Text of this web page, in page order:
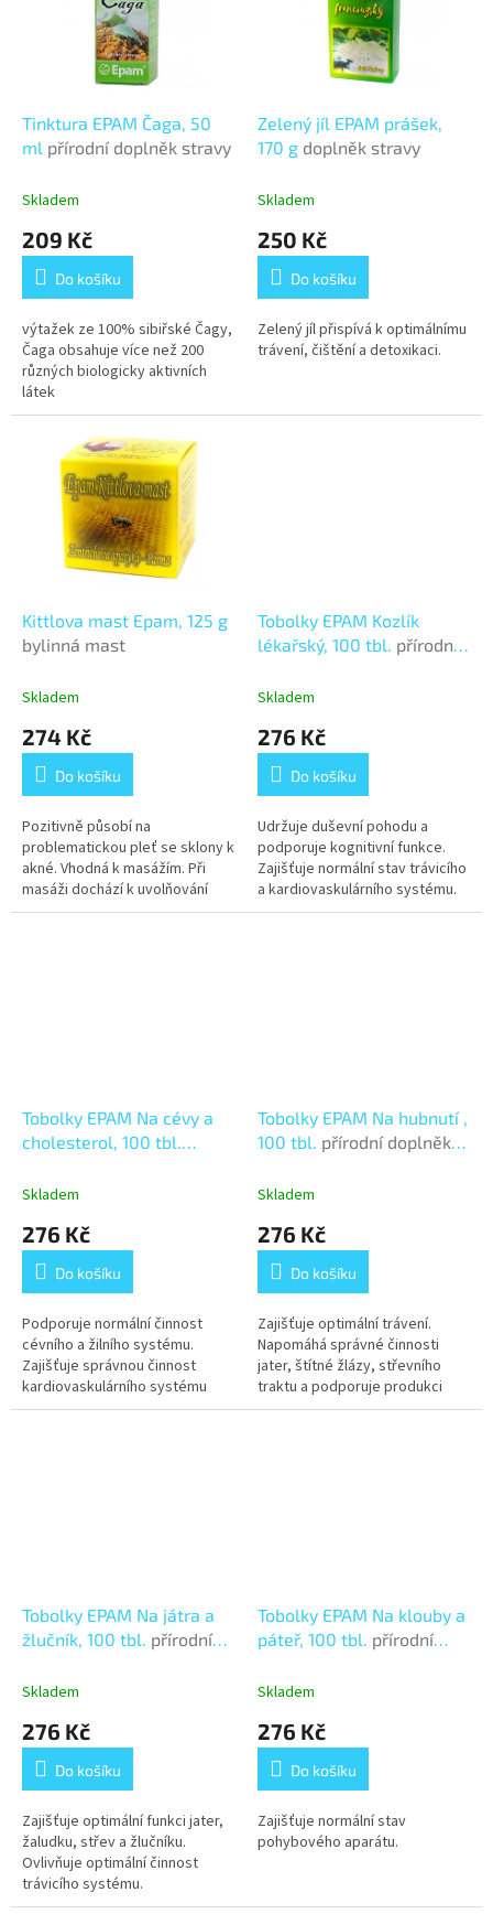
Tinktura EPAM Čaga, 50
ml přírodní doplněk stravy
Skladem
209 Kč
Do košíku
výtažek ze 100% sibiřské Čagy,
Čaga obsahuje více než 200
různých biologicky aktivních
látek
Zelený jíl EPAM prášek,
170 g doplněk stravy
Skladem
250 Kč
Do košíku
Zelený jíl přispívá k optimálnímu
trávení, čištění a detoxikaci.
Kittlova mast Epam, 125 g
bylinná mast
Skladem
274 Kč
Do košíku
Pozitivně působí na
problematickou pleť se sklony k
akné. Vhodná k masážím. Při
masáži dochází k uvolňování
zatuhlých zad.
Tobolky EPAM Kozlík
lékařský, 100 tbl. přírodní
Skladem
276 Kč
Do košíku
Udržuje duševní pohodu a
podporuje kognitivní funkce.
Zajišťuje normální stav trávicího
a kardiovaskulárního systému.
Tobolky EPAM Na cévy a
cholesterol, 100 tbl.
Skladem
276 Kč
Do košíku
Podporuje normální činnost
cévního a žilního systému.
Zajišťuje správnou činnost
kardiovaskulárního systému
včetně srdce.
Tobolky EPAM Na hubnutí ,
100 tbl. přírodní doplněk
Skladem
276 Kč
Do košíku
Zajišťuje optimální trávení.
Napomáhá správné činnosti
jater, štítné žlázy, střevního
traktu a podporuje produkci
hormonů.
Tobolky EPAM Na játra a
žlučník, 100 tbl. přírodní
Skladem
276 Kč
Do košíku
Zajišťuje optimální funkci jater,
žaludku, střev a žlučníku.
Ovlivňuje optimální činnost
trávicího systému.
Tobolky EPAM Na klouby a
páteř, 100 tbl. přírodní
Skladem
276 Kč
Do košíku
Zajišťuje normální stav
pohybového aparátu.